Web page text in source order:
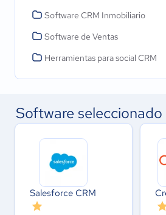
Software CRM Inmobiliario
Software de Ventas
Herramientas para social CRM
Software
Salesforce CRM